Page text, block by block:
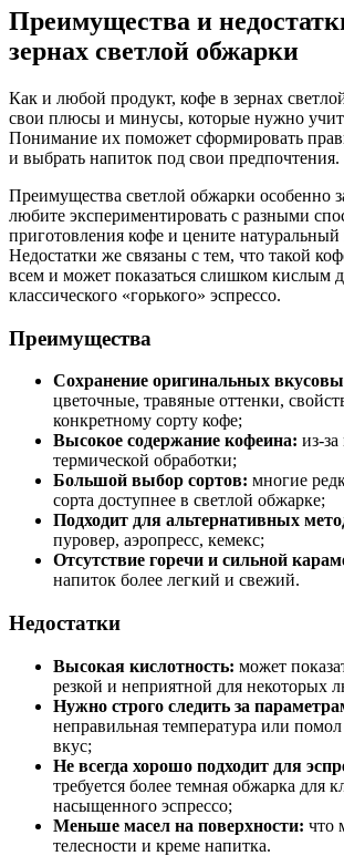
Преимущества и
зернах светлой обжарки
Как и любой продукт, кофе в зернах
свои плюсы и минусы, которые нужно
Понимание их поможет сформировать
и выбрать напиток под свои предпочтения.
Преимущества светлой обжарки особенно
любите экспериментировать с разными
приготовления кофе и цените натуральный
Недостатки же связаны с тем, что такой
всем и может показаться слишком кислым
классического «горького» эспрессо.
Преимущества
Сохранение оригинальных
цветочные, травяные оттенки,
конкретному сорту кофе;
Высокое содержание кофеина: из-
термической обработки;
Большой выбор сортов: многие
сорта доступнее в светлой обжарке;
Подходит для альтернативных
пуровер, аэропресс, кемекс;
Отсутствие горечи и сильной
напиток более легкий и свежий.
Недостатки
Высокая кислотность: может
резкой и неприятной для некоторых
Нужно строго следить за
неправильная температура или
вкус;
Не всегда хорошо подходит для
требуется более темная обжарка для
насыщенного эспрессо;
Меньше масел на поверхности: что
телесности и креме напитка.